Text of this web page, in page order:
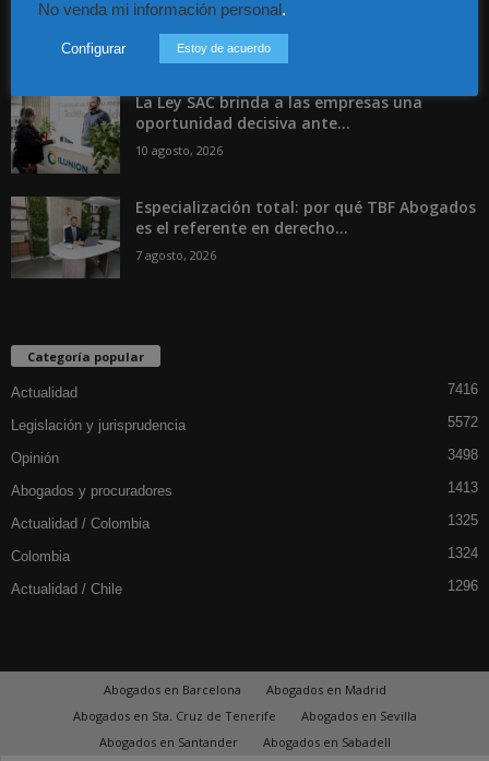
10 agosto, 2026
La Ley SAC brinda a las empresas una
oportunidad decisiva ante...
10 agosto, 2026
Especialización total: por qué TBF Abogados
es el referente en derecho...
7 agosto, 2026
Categoría popular
Actualidad 7416
Legislación y jurisprudencia 5572
Opinión 3498
Abogados y procuradores 1413
Actualidad / Colombia 1325
Colombia 1324
Actualidad / Chile 1296
Abogados en Barcelona
Abogados en Madrid
Abogados en Sta. Cruz de Tenerife
Abogados en Sevilla
Abogados en Santander
Abogados en Sabadell
No venda mi información personal .
Configurar Estoy de acuerdo